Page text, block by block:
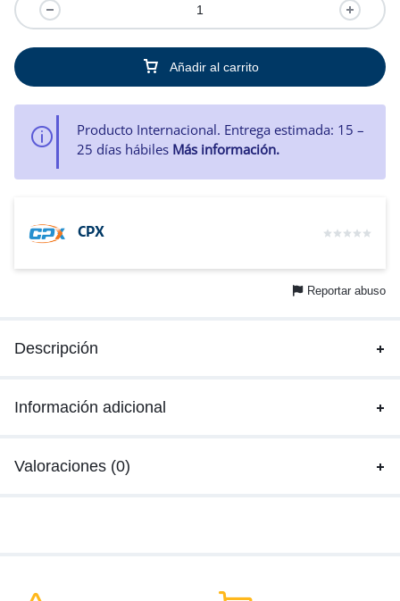
Añadir al carrito
Producto Internacional. Entrega estimada: 15 –
25 días hábiles Más información.
CPX
Reportar abuso
Descripción
Información adicional
Valoraciones (0)